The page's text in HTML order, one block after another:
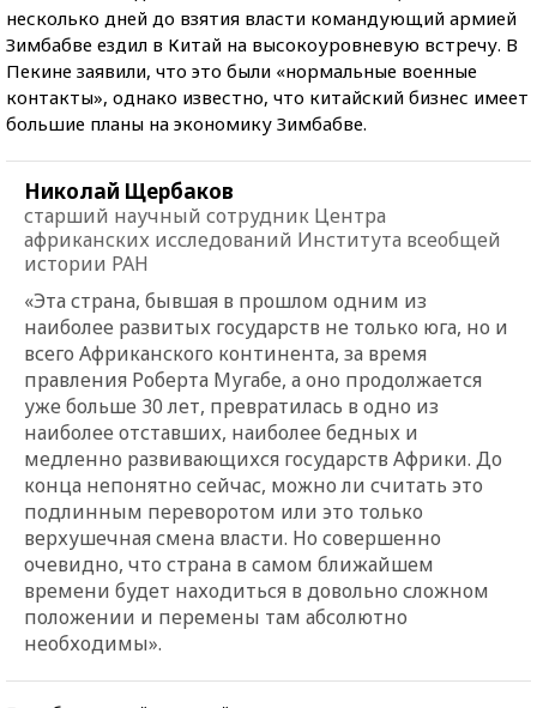
несколько дней до взятия власти командующий армией
Зимбабве ездил в Китай на высокоуровневую встречу. В
Пекине заявили, что это были «нормальные военные
контакты», однако известно, что китайский бизнес имеет
большие планы на экономику Зимбабве.
Николай Щербаков
старший научный сотрудник Центра
африканских исследований Института всеобщей
истории РАН
«Эта страна, бывшая в прошлом одним из
наиболее развитых государств не только юга, но и
всего Африканского континента, за время
правления Роберта Мугабе, а оно продолжается
уже больше 30 лет, превратилась в одно из
наиболее отставших, наиболее бедных и
медленно развивающихся государств Африки. До
конца непонятно сейчас, можно ли считать это
подлинным переворотом или это только
верхушечная смена власти. Но совершенно
очевидно, что страна в самом ближайшем
времени будет находиться в довольно сложном
положении и перемены там абсолютно
необходимы».